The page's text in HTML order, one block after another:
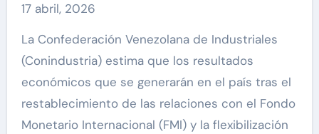
17 abril, 2026
La Confederación Venezolana de Industriales
(Conindustria) estima que los resultados
económicos que se generarán en el país tras el
restablecimiento de las relaciones con el Fondo
Monetario Internacional (FMI) y la flexibilización